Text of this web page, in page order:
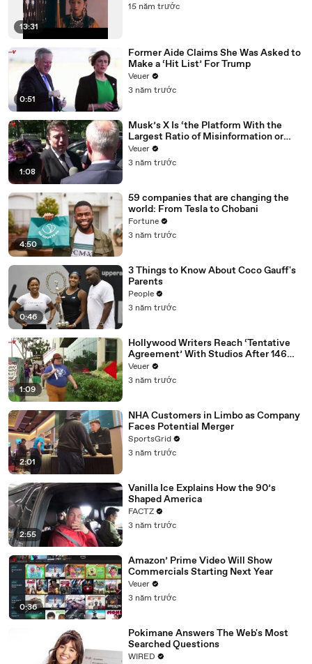
13:31
15 năm trước
0:51
Former Aide Claims She Was Asked to
Make a ‘Hit List’ For Trump
Veuer
3 năm trước
1:08
Musk’s X Is ‘the Platform With the
Largest Ratio of Misinformation or
Disinformation’ Amongst All Social
Media Platforms
Veuer
3 năm trước
4:50
59 companies that are changing the
world: From Tesla to Chobani
Fortune
3 năm trước
0:46
3 Things to Know About Coco Gauff's
Parents
People
3 năm trước
1:09
Hollywood Writers Reach ‘Tentative
Agreement’ With Studios After 146
Day Strike
Veuer
3 năm trước
2:01
NHA Customers in Limbo as Company
Faces Potential Merger
SportsGrid
3 năm trước
2:55
Vanilla Ice Explains How the 90’s
Shaped America
FACTZ
3 năm trước
0:36
Amazon’ Prime Video Will Show
Commercials Starting Next Year
Veuer
3 năm trước
Pokimane Answers The Web's Most
Searched Questions
WIRED